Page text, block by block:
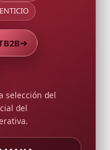
➜
selección del
del